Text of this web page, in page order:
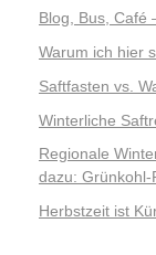
Blog, Bus, Café
Warum ich hier
Saftfasten vs.
Winterliche
Regionale
dazu: Grünkohl-
Herbstzeit ist